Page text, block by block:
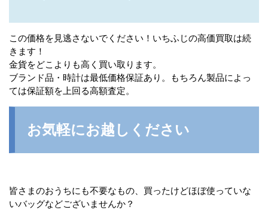
この価格を見逃さないでください！いちふじの高価買取は続
きます！
金貨をどこよりも高く買い取ります。
ブランド品・時計は最低価格保証あり。もちろん製品によっ
ては保証額を上回る高額査定。
お気軽にお越しください
皆さまのおうちにも不要なもの、買ったけどほぼ使っていな
いバッグなどございませんか？